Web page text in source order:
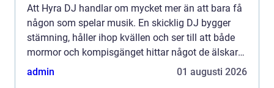
Att Hyra DJ handlar om mycket mer än att bara få
någon som spelar musik. En skicklig DJ bygger
stämning, håller ihop kvällen och ser till att både
mormor och kompisgänget hittar något de älskar
på dansgolvet. När musik, ljud och ljus samspelar
admin 01 augusti 2026